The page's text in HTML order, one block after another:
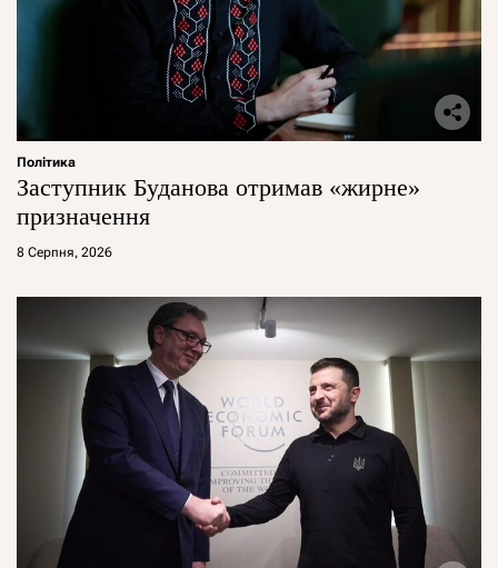
Політика
Заступник Буданова отримав «жирне»
призначення
8 Серпня, 2026